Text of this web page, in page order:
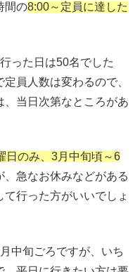
間の8:00～定員に達した
った日は50名でした
員人数は変わるので、
当日次第なところがあ
日のみ、3月中旬頃～6
、急なお休みなどがある
て行った方がいいでしょ
中旬ごろですが、いち